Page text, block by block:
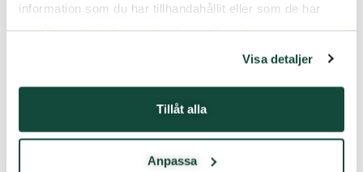
information som du har tillhandahållit eller som de har
samlat in när du har använt deras tjänster.
Visa detaljer
Tillåt alla
Anpassa